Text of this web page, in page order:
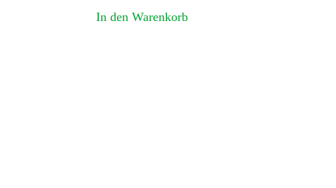
In den Warenkorb